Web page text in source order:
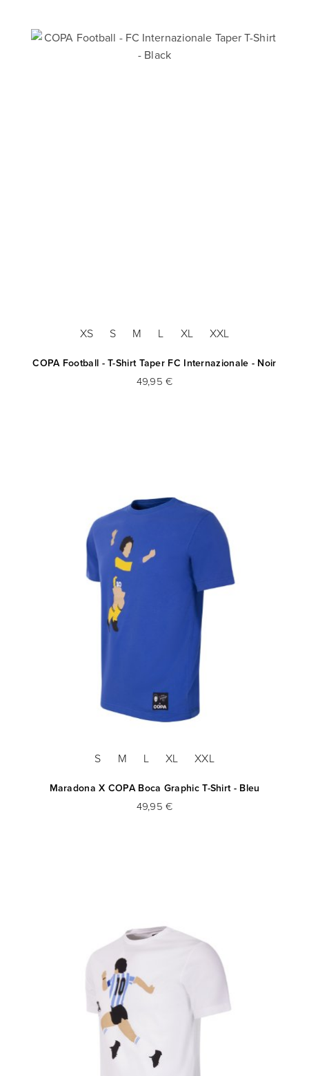
XS S M L XL XXL
COPA Football - T-Shirt Taper FC Internazionale - Noir
49,95 €
S M L XL XXL
Maradona X COPA Boca Graphic T-Shirt - Bleu
49,95 €